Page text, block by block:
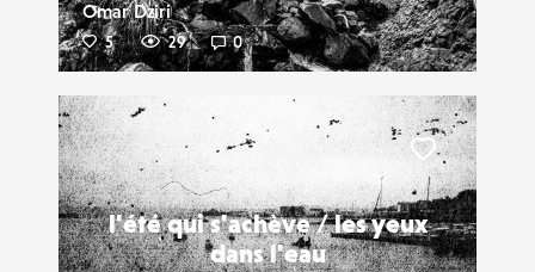
Omar Dziri
5 29 0
l'été qui s'achève / les yeux
dans l'eau
Liker